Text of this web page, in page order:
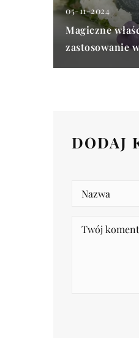
05-11-2024
Magiczne
zastosowanie
DODAJ